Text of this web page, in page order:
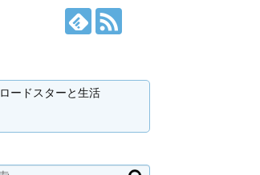
ロードスターと生活